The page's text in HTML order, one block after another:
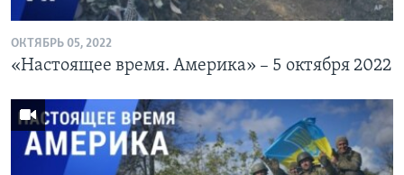
ОКТЯБРЬ 05, 2022
«Настоящее время. Америка» – 5 октября 2022